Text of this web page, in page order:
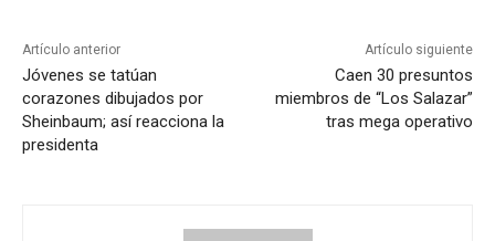
Artículo anterior
Jóvenes se tatúan
corazones dibujados por
Sheinbaum; así reacciona la
presidenta
Artículo siguiente
Caen 30 presuntos
miembros de “Los Salazar”
tras mega operativo